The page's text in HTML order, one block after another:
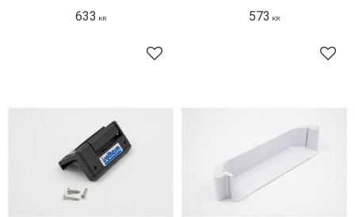
633 KR
Lägg till i favoriter
573 KR